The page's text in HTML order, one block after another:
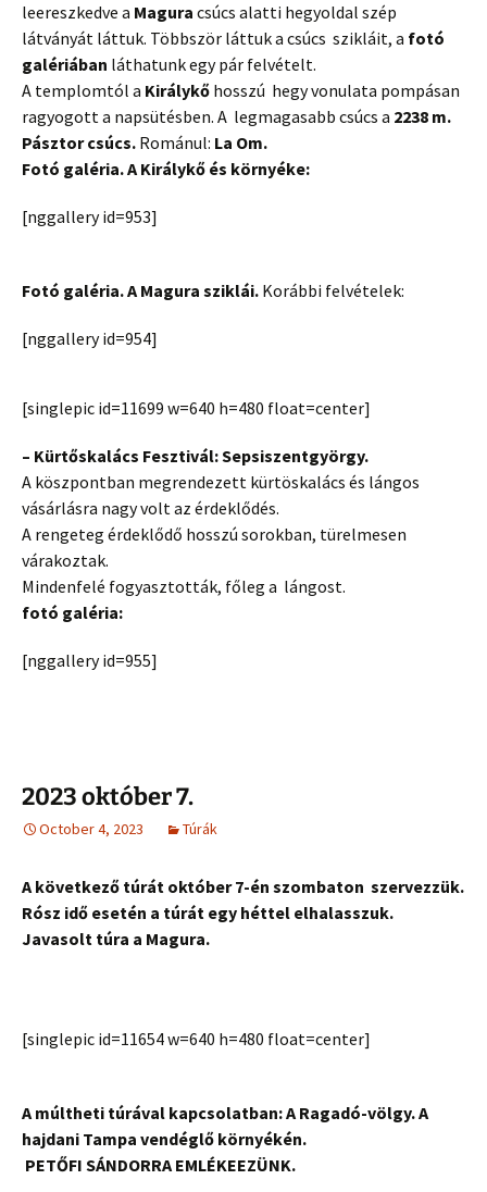
leereszkedve a Magura csúcs alatti hegyoldal szép
látványát láttuk. Többször láttuk a csúcs szikláit, a fotó
galériában láthatunk egy pár felvételt.
A templomtól a Királykő hosszú hegy vonulata pompásan
ragyogott a napsütésben. A legmagasabb csúcs a 2238 m.
Pásztor csúcs. Románul: La Om.
Fotó galéria. A Királykő és környéke:
[nggallery id=953]
Fotó galéria. A Magura sziklái. Korábbi felvételek:
[nggallery id=954]
[singlepic id=11699 w=640 h=480 float=center]
– Kürtőskalács Fesztivál: Sepsiszentgyörgy.
A köszpontban megrendezett kürtöskalács és lángos
vásárlásra nagy volt az érdeklődés.
A rengeteg érdeklődő hosszú sorokban, türelmesen
várakoztak.
Mindenfelé fogyasztották, főleg a lángost.
fotó galéria:
[nggallery id=955]
2023 október 7.
October 4, 2023 Túrák
A következő túrát október 7-én szombaton szervezzük.
Rósz idő esetén a túrát egy héttel elhalasszuk.
Javasolt túra a Magura.
[singlepic id=11654 w=640 h=480 float=center]
A múltheti túrával kapcsolatban: A Ragadó-völgy. A
hajdani Tampa vendéglő környékén.
PETŐFI SÁNDORRA EMLÉKEEZÜNK.